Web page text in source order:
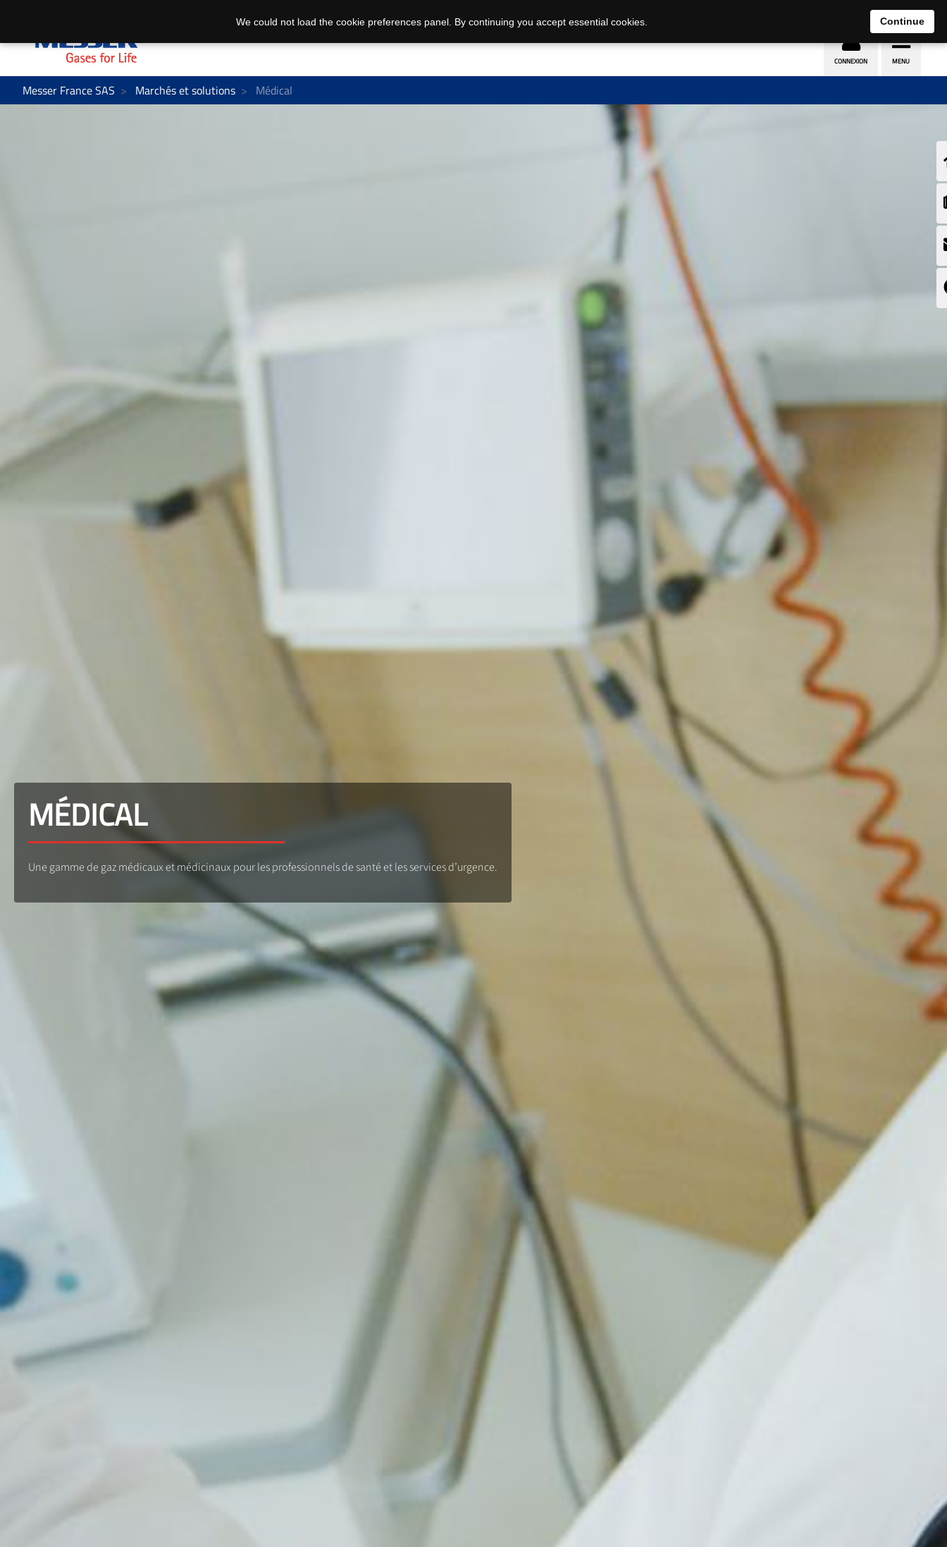
Messer France SAS Marchés et solutions Médical
MÉDICAL
Une gamme de gaz médicaux et médicinaux pour les professionnels de santé et les services d’urgence.
We could not load the cookie preferences panel. By continuing you accept essential cookies. Continue